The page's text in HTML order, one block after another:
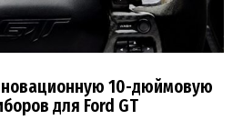
10-дюймовую
для Ford GT